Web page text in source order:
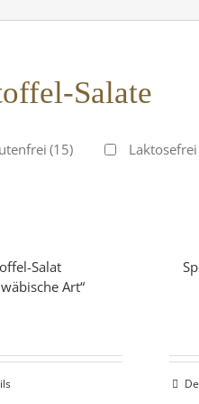
Salate
(15) Laktosefrei
Salat
Art“